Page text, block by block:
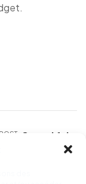
Quand faire
une